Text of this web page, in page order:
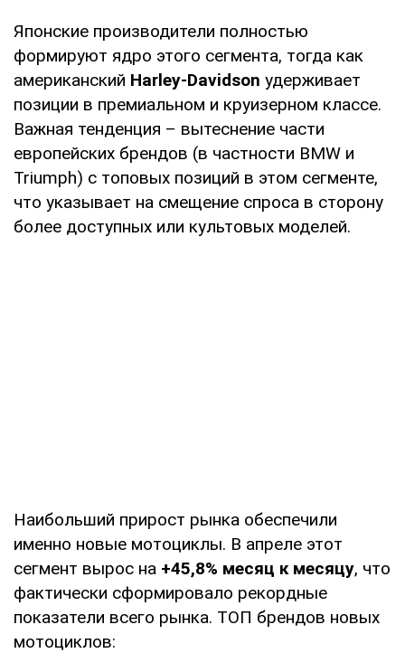
Японские производители полностью
формируют ядро этого сегмента, тогда как
американский Harley-Davidson удерживает
позиции в премиальном и круизерном классе.
Важная тенденция – вытеснение части
европейских брендов (в частности BMW и
Triumph) с топовых позиций в этом сегменте,
что указывает на смещение спроса в сторону
более доступных или культовых моделей.
Наибольший прирост рынка обеспечили
именно новые мотоциклы. В апреле этот
сегмент вырос на +45,8% месяц к месяцу, что
фактически сформировало рекордные
показатели всего рынка. ТОП брендов новых
мотоциклов: